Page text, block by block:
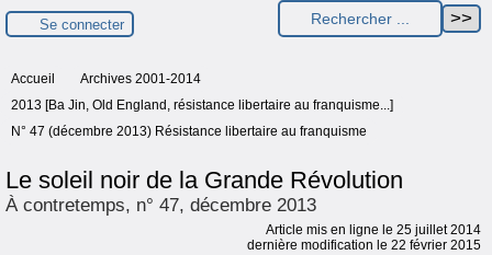
Se connecter
Accueil
Archives 2001-2014
2013 [Ba Jin, Old England, résistance libertaire au franquisme...]
N° 47 (décembre 2013) Résistance libertaire au franquisme
Le soleil noir de la Grande Révolution
À contretemps, n° 47, décembre 2013
Article mis en ligne le 25 juillet 2014
dernière modification le 22 février 2015